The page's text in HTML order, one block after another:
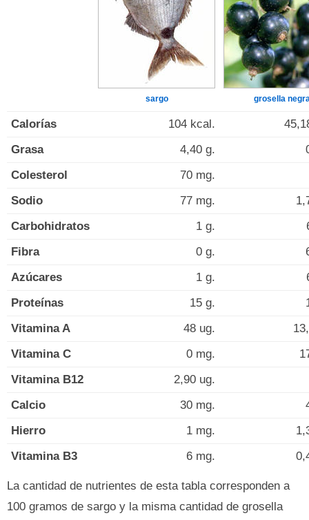
sargo grosella
Calorías 104 kcal.
Grasa
4,40 g.
Colesterol
70 mg.
Sodio
77 mg.
Carbohidratos
1 g.
Fibra
0 g.
Azúcares
1 g.
Proteínas
15 g.
Vitamina A
48 ug.
Vitamina C
0 mg.
Vitamina B12
2,90 ug.
Calcio
30 mg.
Hierro
1 mg.
Vitamina B3
6 mg.
La cantidad de nutrientes de esta tabla corresponden a
100 gramos de sargo y la misma cantidad de grosella